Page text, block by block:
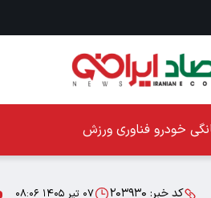
خودرو فناوری ورزش
کد خبر: ۲۰۳۹۳۰ ۰۷ تیر ۱۴۰۵ ۰۸:۰۶